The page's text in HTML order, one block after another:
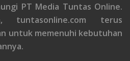
PT Media Tuntas Online.
tuntasonline.com terus
untuk memenuhi kebutuhan